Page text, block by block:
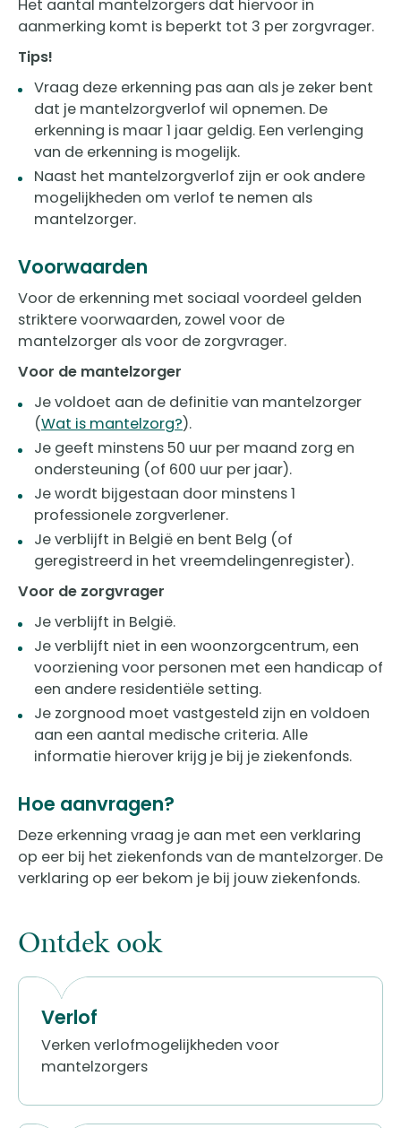
Het aantal mantelzorgers dat hiervoor in
aanmerking komt is beperkt tot 3 per zorgvrager.
Tips!
Vraag deze erkenning pas aan als je zeker bent
dat je mantelzorgverlof wil opnemen. De
erkenning is maar 1 jaar geldig. Een verlenging
van de erkenning is mogelijk.
Naast het mantelzorgverlof zijn er ook andere
mogelijkheden om verlof te nemen als
mantelzorger.
Voorwaarden
Voor de erkenning met sociaal voordeel gelden
striktere voorwaarden, zowel voor de
mantelzorger als voor de zorgvrager.
Voor de mantelzorger
Je voldoet aan de definitie van mantelzorger
(Wat is mantelzorg?).
Je geeft minstens 50 uur per maand zorg en
ondersteuning (of 600 uur per jaar).
Je wordt bijgestaan door minstens 1
professionele zorgverlener.
Je verblijft in België en bent Belg (of
geregistreerd in het vreemdelingenregister).
Voor de zorgvrager
Je verblijft in België.
Je verblijft niet in een woonzorgcentrum, een
voorziening voor personen met een handicap of
een andere residentiële setting.
Je zorgnood moet vastgesteld zijn en voldoen
aan een aantal medische criteria. Alle
informatie hierover krijg je bij je ziekenfonds.
Hoe aanvragen?
Deze erkenning vraag je aan met een verklaring
op eer bij het ziekenfonds van de mantelzorger. De
verklaring op eer bekom je bij jouw ziekenfonds.
Ontdek ook
Verlof
Verken verlofmogelijkheden voor
mantelzorgers